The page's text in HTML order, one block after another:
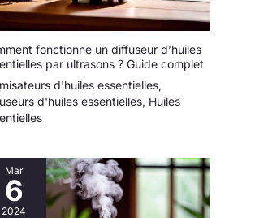
fonctionne un diffuseur d’huiles
par ultrasons ? Guide complet
d'huiles essentielles,
d'huiles essentielles, Huiles
Mar
6
2024